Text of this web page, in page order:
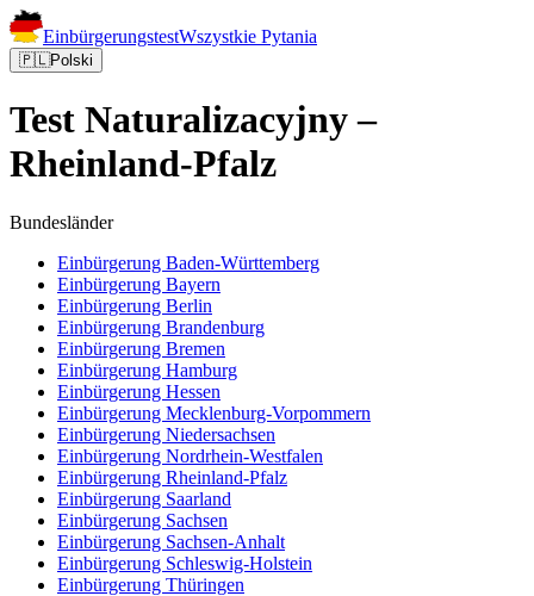
EinbürgerungstestWszystkie Pytania
🇵🇱Polski
Test Naturalizacyjny –
Rheinland-Pfalz
Bundesländer
Einbürgerung Baden-Württemberg
Einbürgerung Bayern
Einbürgerung Berlin
Einbürgerung Brandenburg
Einbürgerung Bremen
Einbürgerung Hamburg
Einbürgerung Hessen
Einbürgerung Mecklenburg-Vorpommern
Einbürgerung Niedersachsen
Einbürgerung Nordrhein-Westfalen
Einbürgerung Rheinland-Pfalz
Einbürgerung Saarland
Einbürgerung Sachsen
Einbürgerung Sachsen-Anhalt
Einbürgerung Schleswig-Holstein
Einbürgerung Thüringen